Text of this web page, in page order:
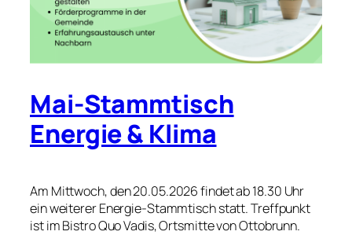
Mai-Stammtisch
Energie & Klima
Am Mittwoch, den 20.05.2026 findet ab 18.30 Uhr
ein weiterer Energie-Stammtisch statt. Treffpunkt
ist im Bistro Quo Vadis, Ortsmitte von Ottobrunn.